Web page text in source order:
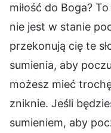
miłość do Boga?
nie jest w stanie
przekonują cię te
sumienia, aby
możesz mieć
zniknie. Jeśli
sumieniem, aby